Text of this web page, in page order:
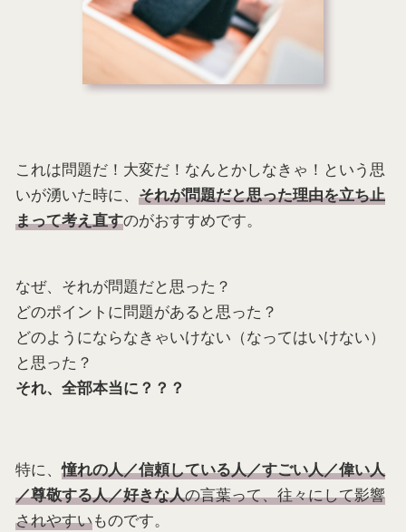
これは問題だ！大変だ！なんとかしなきゃ！という思
いが湧いた時に、 それが問題だと思った理由を立ち止
まって考え直すのがおすすめです。
なぜ、それが問題だと思った？
どのポイントに問題があると思った？
どのようにならなきゃいけない（なってはいけない）
と思った？
それ、全部本当に？？？
特に、憧れの人／信頼している人／すごい人／偉い人
／尊敬する人／好きな人の言葉って、往々にして影響
されやすいものです。